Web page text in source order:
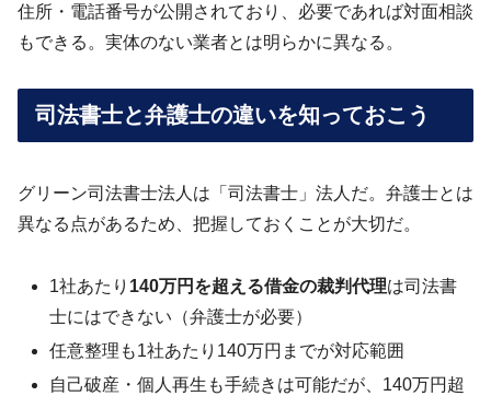
住所・電話番号が公開されており、必要であれば対面相談
もできる。実体のない業者とは明らかに異なる。
司法書士と弁護士の違いを知っておこう
グリーン司法書士法人は「司法書士」法人だ。弁護士とは
異なる点があるため、把握しておくことが大切だ。
1社あたり 140万円を超える借金の裁判代理は司法書
士にはできない（弁護士が必要）
任意整理も1社あたり140万円までが対応範囲
自己破産・個人再生も手続きは可能だが、140万円超